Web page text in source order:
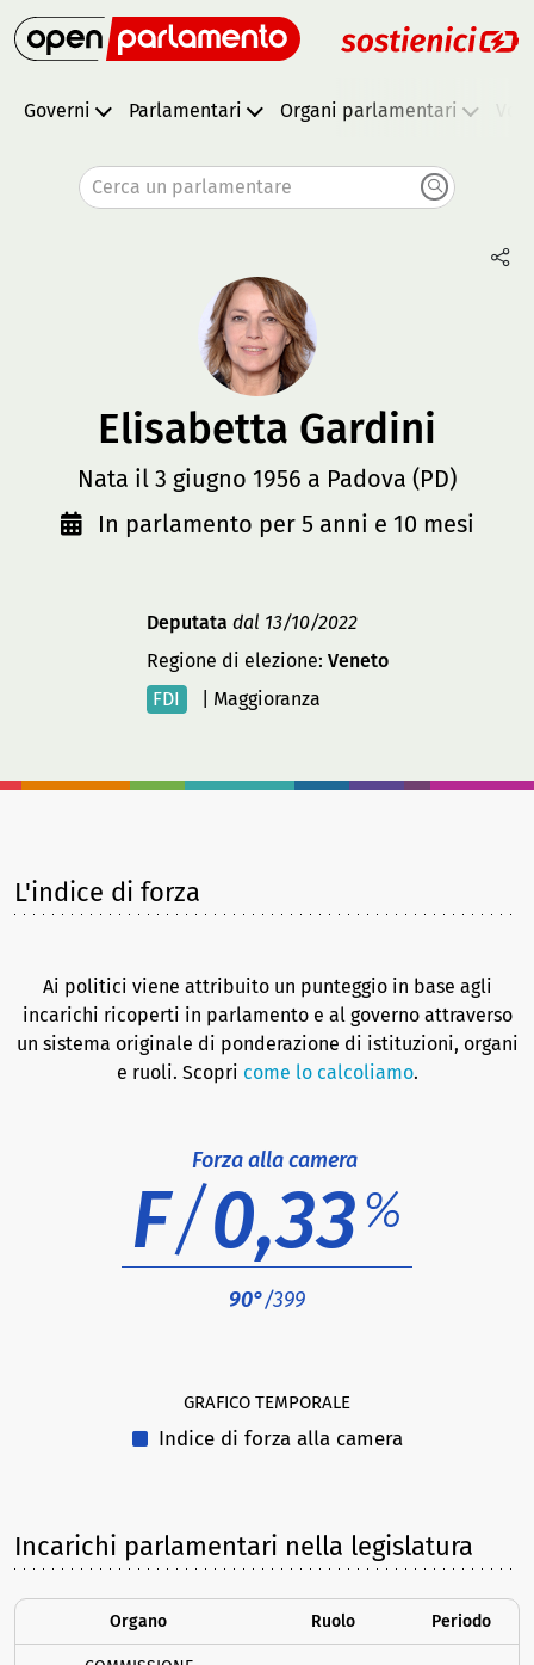
Governi Parlamentari Organi parlamentari
Cerca un parlamentare
Elisabetta Gardini
Nata il 3 giugno 1956 a Padova (PD)
In parlamento per 5 anni e 10 mesi
Deputata dal 13/10/2022
Regione di elezione: Veneto
FDI
Maggioranza
L'indice di forza
Ai politici viene attribuito un punteggio in base agli
incarichi ricoperti in parlamento e al governo attraverso
un sistema originale di ponderazione di istituzioni, organi
e ruoli. Scopri come lo calcoliamo.
Forza alla camera
F/0,33%
90°/399
GRAFICO TEMPORALE
Indice di forza alla camera
Incarichi parlamentari nella legislatura
Organo Ruolo Periodo